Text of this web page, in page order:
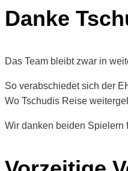
Danke
Das Team bleibt zwar in
So verabschiedet sich der
Wo Tschudis Reise
Wir danken beiden Spielern